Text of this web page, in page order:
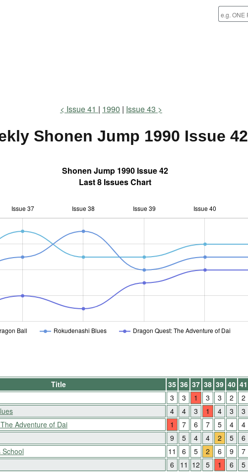
Issue 41 1990 Issue 43
Shonen Jump 1990 Issue 42
Shonen Jump 1990 Issue 42
Last 8 Issues Chart
Issue 37 Issue 38 Issue 39 Issue 40
Ball Rokudenashi Blues Dragon Quest: The Adventure of Dai
Title 35 36 37 38 39 40 41
3 3 1 3 3 2 2
4 4 3 1 4 3 3
Adventure of Dai 1 7 6 7 5 4 4
9 5 4 4 2 5 6
11 6 5 2 6 9 7
6 11 12 5 1 6 5